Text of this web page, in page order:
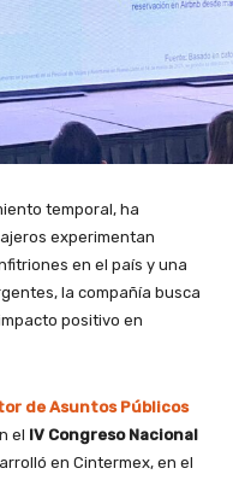
temporal, ha
experimentan
en el país y una
la compañía busca
positivo en
de Asuntos Públicos
el IV Congreso Nacional
en Cintermex, en el